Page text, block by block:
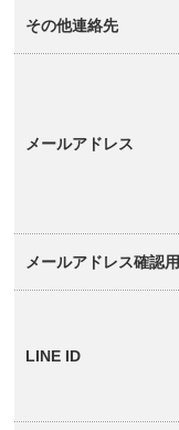
その他連絡先
メールアドレス
メールアドレス確認用
LINE ID